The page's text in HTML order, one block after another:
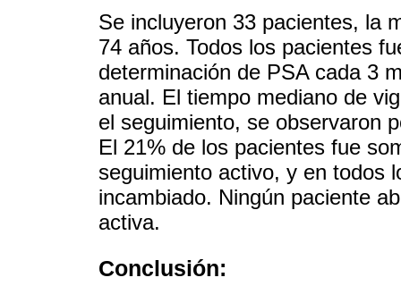
Se incluyeron 33 pacientes, la
74 años. Todos los pacientes
determinación de PSA cada 3
anual. El tiempo mediano de
el seguimiento, se observaron
El 21% de los pacientes fue
seguimiento activo, y en todos
incambiado. Ningún paciente
activa.
Conclusión: